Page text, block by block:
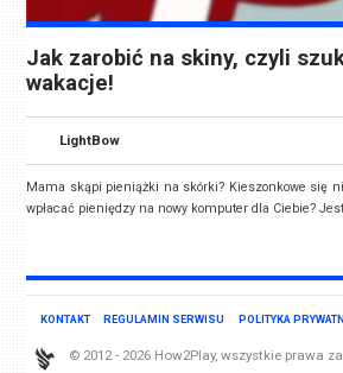
Jak zarobić na skiny, czyli
wakacje!
LightBow
Mama skąpi pieniążki na skórki? Kieszonkowe się
wpłacać pieniędzy na nowy komputer dla Ciebie?
KONTAKT REGULAMIN SERWISU POLITYKA
© 2012 - 2026 How2Play, wszystkie prawa